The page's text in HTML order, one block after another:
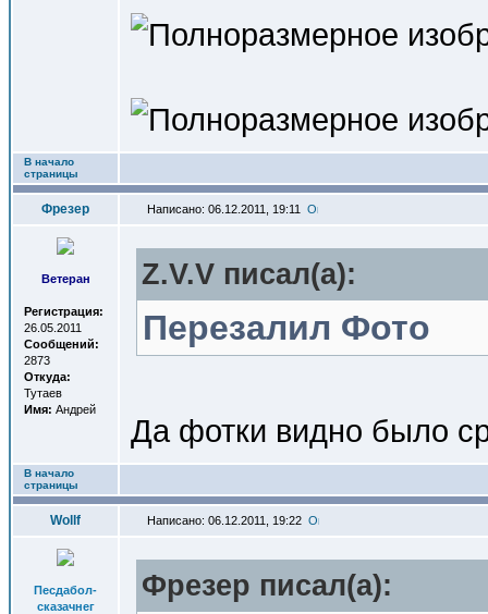
В начало
страницы
Фрезер Написано: 06.12.2011, 19:11
Ветеран
Регистрация:
26.05.2011
Сообщений:
2873
Откуда:
Тутаев
Имя: Андрей
Z.V.V писал(a):
Перезалил Фото
Да фотки видно было
В начало
страницы
Wollf Написано: 06.12.2011, 19:22
Песдабол-
сказачнег
Фрезер писал(a):